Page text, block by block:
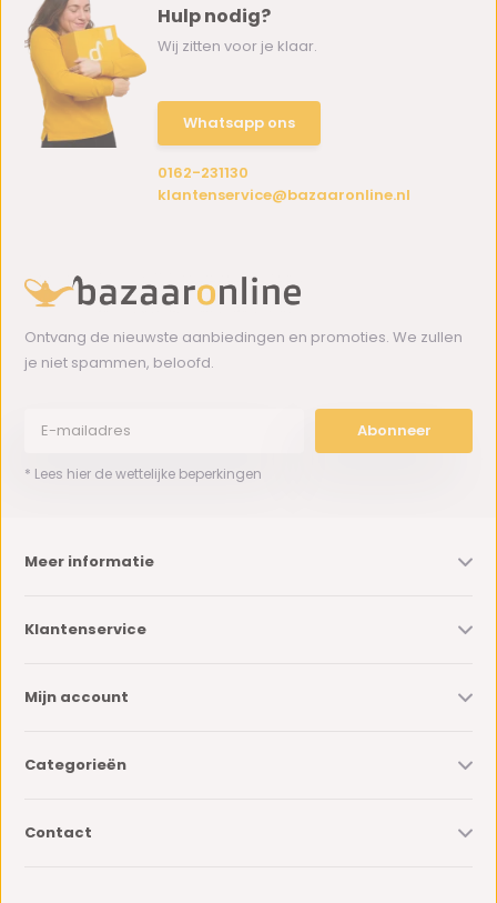
Hulp nodig?
Wij zitten voor je klaar.
Whatsapp ons
0162-231130
klantenservice@bazaaronline.nl
Ontvang de nieuwste aanbiedingen en promoties. We zullen
je niet spammen, beloofd.
Abonneer
* Lees hier de wettelijke beperkingen
Meer informatie
Klantenservice
Mijn account
Categorieën
Contact